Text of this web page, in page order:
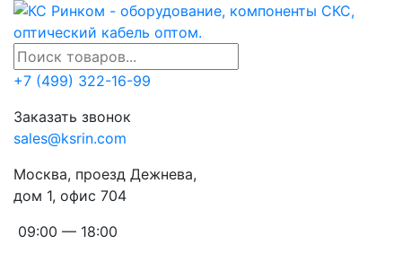
+7 (499) 322-16-99
Заказать звонок
sales@ksrin.com
Москва, проезд Дежнева,
дом 1, офис 704
09:00 — 18:00